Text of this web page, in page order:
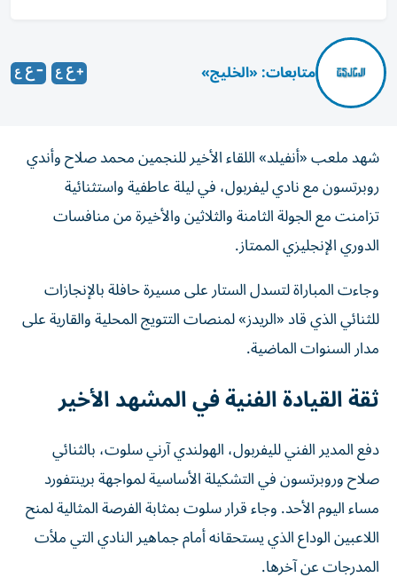
متابعات: «الخليج»
شهد ملعب «أنفيلد» اللقاء الأخير للنجمين محمد صلاح وأندي
روبرتسون مع نادي ليفربول، في ليلة عاطفية واستثنائية
تزامنت مع الجولة الثامنة والثلاثين والأخيرة من منافسات
الدوري الإنجليزي الممتاز.
وجاءت المباراة لتسدل الستار على مسيرة حافلة بالإنجازات
للثنائي الذي قاد «الريدز» لمنصات التتويج المحلية والقارية على
مدار السنوات الماضية.
ثقة القيادة الفنية في المشهد الأخير
دفع المدير الفني لليفربول، الهولندي آرني سلوت، بالثنائي
صلاح وروبرتسون في التشكيلة الأساسية لمواجهة برينتفورد
مساء اليوم الأحد. وجاء قرار سلوت بمثابة الفرصة المثالية لمنح
اللاعبين الوداع الذي يستحقانه أمام جماهير النادي التي ملأت
المدرجات عن آخرها.